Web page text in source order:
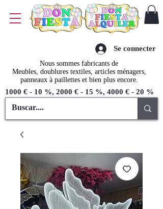
Nous sommes fabricants de
Meubles, doublures textiles, articles ménagers,
panneaux à paillettes et bien plus encore.
1000 € - 10 %, 2000 € - 15 %, 4000 € - 20 %
Se connecter